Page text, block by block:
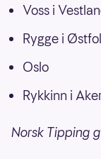
Voss i
Rygge i
Oslo
Rykkinn i
Norsk Tipping